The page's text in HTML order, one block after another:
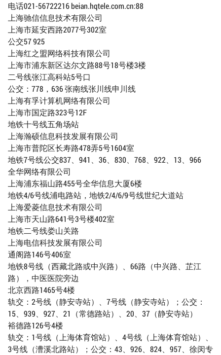
电话021-56722216 beian.hqtele.com.cn:88
上海驰信信息技术有限公司
上海市延安西路2077号302室
公交57 925
上海红之盟网络科技有限公司
上海市浦东新区达尔文路88号18号楼3楼
二号线张江高科站5号口
公交：778，636 张南线张川线申川线
上海有孚计算机网络有限公司
上海市国定路323号12F
地铁十号线五角场站
上海瀚硕信息科技发展有限公司
上海市普陀区长寿路478弄5号1604室
地铁7号线公交837、941、36、830、768、922、13、966
全华网络有限公司
上海浦东福山路455号全华信息大厦6楼
地铁4/6号线浦电路站，地铁2/4/6/9号线世纪大道站
上海爱菱信息技术有限公司
上海市天山路641号3号楼402室
地铁二号线娄山关路
上海电信科技发展有限公司
通阁路146号406室
地铁8号线（西藏北路或中兴路）、66路（中兴路、芷江
路），中医医院旁边
北京西路1465号4楼
轨交：2号线（静安寺站）、7号线（静安寺站）；公交：
15、939、927、21（常德路站）、20、37（静安寺站）
裕德路126号4楼
轨交：1号线（上海体育馆站）、4号线（上海体育馆站）、
3号线（漕溪北路站）；公交：43、926、824、957、徐闵专